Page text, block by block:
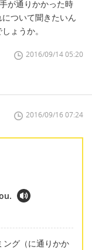
が通りかかった時
ついて聞きたいん
ょうか。
2016/09/14 05:20
2016/09/16 07:24
グ（に通りかか